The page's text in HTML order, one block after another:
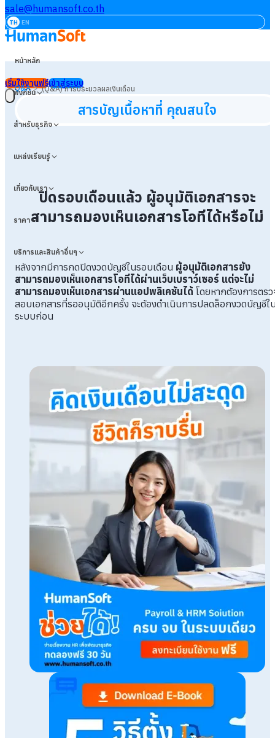
sale@humansoft.co.th
TH EN
หน้าหลัก
ฟังก์ชัน
สำหรับธุรกิจ
แหล่งเรียนรู้
เกี่ยวกับเรา
ราคา
บริการและสินค้าอื่นๆ
เริ่มใช้งานฟรีเข้าสู่ระบบ
Q&A>(Q&A) การประมวลผลเงินเดือน
สารบัญเนื้อหาที่ คุณสนใจ
ปิดรอบเดือนแล้ว ผู้อนุมัติเอกสารจะ
สามารถมองเห็นเอกสารโอทีได้หรือไม่
หลังจากมีการกดปิดงวดบัญชีในรอบเดือน ผู้อนุมัติเอกสารยัง
สามารถมองเห็นเอกสารโอทีได้ผ่านเว็บเบราว์เซอร์ แต่จะไม่
สามารถมองเห็นเอกสารผ่านแอปพลิเคชันได้ โดยหากต้องการตร
สอบเอกสารที่รออนุมัติอีกครั้ง จะต้องดำเนินการปลดล็อกงวดบัญชีใ
ระบบก่อน